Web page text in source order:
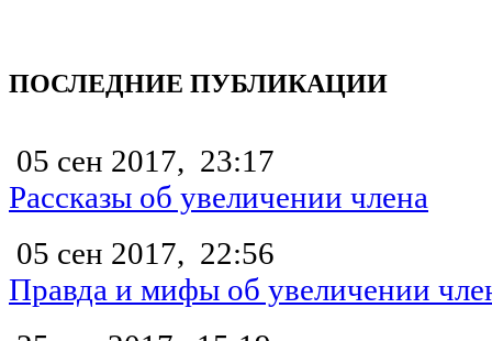
ПОСЛЕДНИЕ ПУБЛИКАЦИИ
05 сен 2017, 23:17
Рассказы об увеличении члена
05 сен 2017, 22:56
Правда и мифы об увеличении